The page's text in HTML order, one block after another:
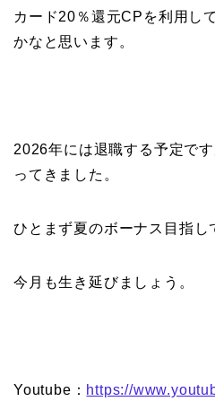
カード20％還元CPを利用し
かなと思います。
2026年には退職する予定で
ってきました。
ひとまず夏のボーナス目指し
今月も生き延びましょう。
Youtube： https://